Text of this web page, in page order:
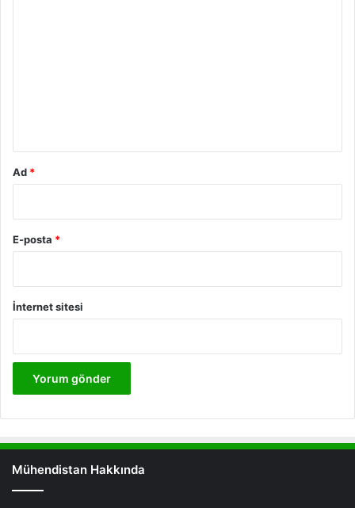
Ad *
E-posta *
İnternet sitesi
Mühendistan Hakkında